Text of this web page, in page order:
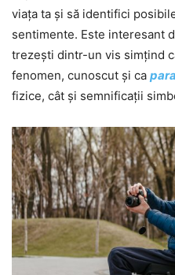
viața ta și să identifici
sentimente. Este interesant
trezești dintr-un vis simțind
fenomen, cunoscut și ca
fizice, cât și semnificații